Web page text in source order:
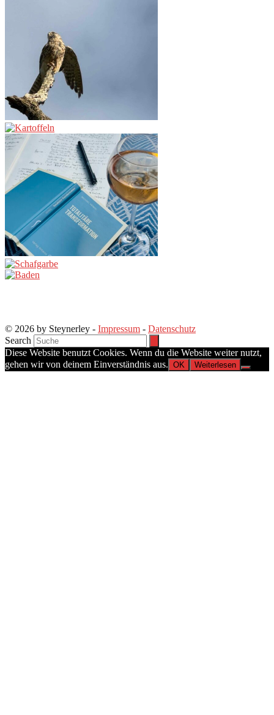
© 2026 by Steynerley - Impressum - Datenschutz
Search
Diese Website benutzt Cookies. Wenn du die Website weiter nutzt,
gehen wir von deinem Einverständnis aus. OK Weiterlesen